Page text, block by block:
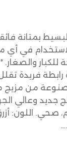
بمتانة
في
للكبار والصغار.
فريدة
من مزيج
صحي. اللون: